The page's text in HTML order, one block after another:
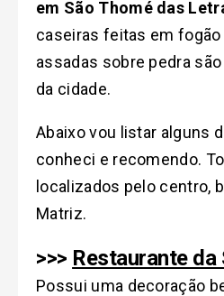
em São Thomé das
caseiras feitas em fogão
assadas sobre pedra
da cidade.
Abaixo vou listar alguns
conheci e recomendo.
localizados pelo centro,
Matriz.
>>> Restaurante da
Possui uma decoração